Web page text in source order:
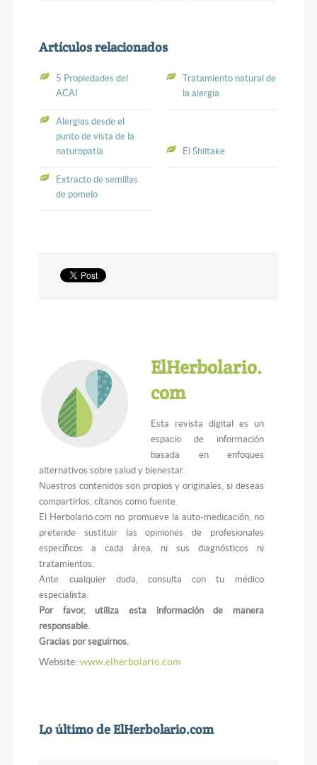
Artículos relacionados
5 Propiedades del
ACAI
Tratamiento natural de
la alergia
Alergias desde el
punto de vista de la
naturopatía
El Shiitake
Extracto de semillas
de pomelo
ElHerbolario.
com
Esta revista digital es un
espacio de información
basada en enfoques
alternativos sobre salud y bienestar.
Nuestros contenidos son propios y originales, si deseas
compartirlos, cítanos como fuente.
El Herbolario.com no promueve la auto-medicación, no
pretende sustituir las opiniones de profesionales
específicos a cada área, ni sus diagnósticos ni
tratamientos.
Ante cualquier duda, consulta con tu médico
especialista.
Por favor, utiliza esta información de manera
responsable.
Gracias por seguirnos.
Website:www.elherbolario.com
Lo último de ElHerbolario.com